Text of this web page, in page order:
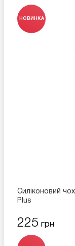
НОВИНКА
Силіконовий
Plus
225 грн